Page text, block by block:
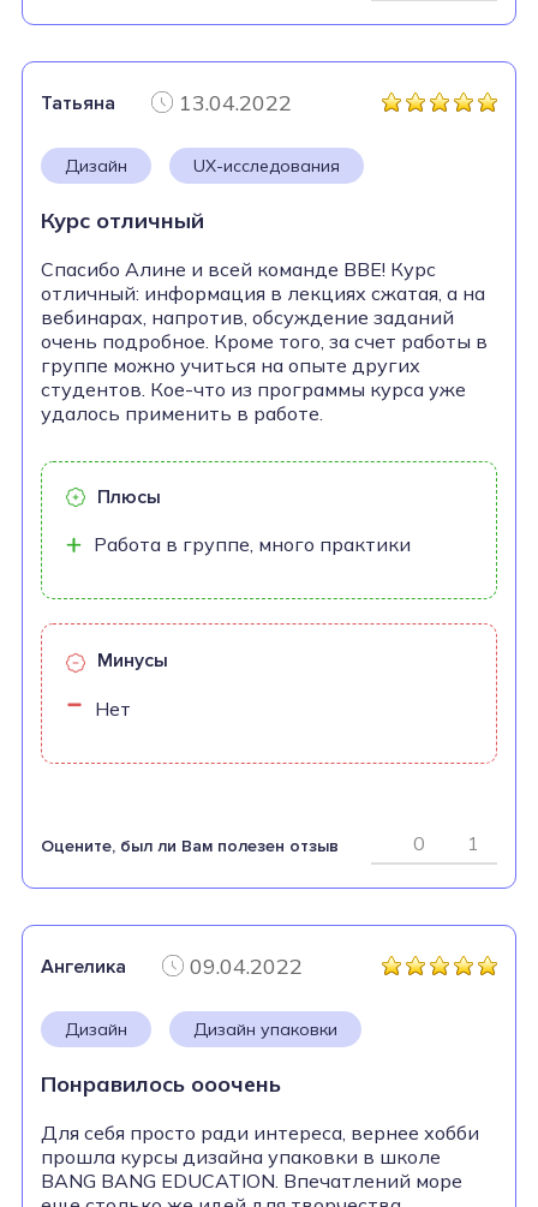
Татьяна 13.04.2022
Дизайн UX-исследования
Курс отличный
Спасибо Алине и всей команде BBE! Курс
отличный: информация в лекциях сжатая, а на
вебинарах, напротив, обсуждение заданий
очень подробное. Кроме того, за счет работы в
группе можно учиться на опыте других
студентов. Кое-что из программы курса уже
удалось применить в работе.
Плюсы
Работа в группе, много практики
Минусы
Нет
Оцените, был ли Вам полезен отзыв 0 1
Ангелика 09.04.2022
Дизайн Дизайн упаковки
Понравилось ооочень
Для себя просто ради интереса, вернее хобби
прошла курсы дизайна упаковки в школе
BANG BANG EDUCATION. Впечатлений море